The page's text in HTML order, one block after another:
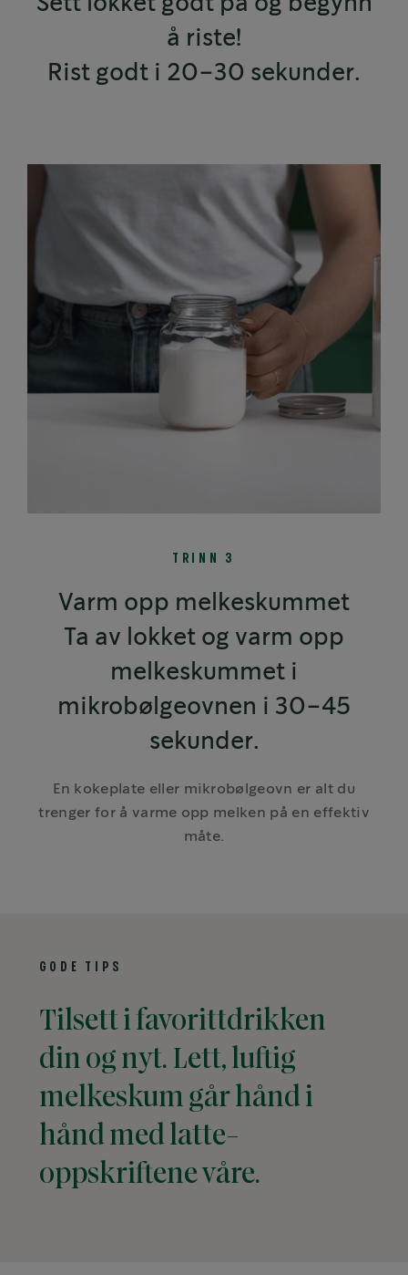
å riste!
Rist godt i 20–30 sekunder.
TRINN 3
Varm opp melkeskummet
Ta av lokket og varm opp
melkeskummet i
mikrobølgeovnen i 30–45
sekunder.
En kokeplate eller mikrobølgeovn er alt du
trenger for å varme opp melken på en effektiv
måte.
GODE TIPS
Tilsett i favorittdrikken
din og nyt. Lett, luftig
melkeskum går hånd i
hånd med latte-
oppskriftene våre.